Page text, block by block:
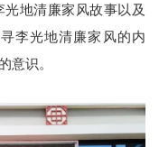
地清廉家风故事以及
李光地清廉家风的内
意识。